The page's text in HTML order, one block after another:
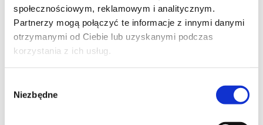
społecznościowym, reklamowym i analitycznym.
Partnerzy mogą połączyć te informacje z innymi danymi
otrzymanymi od Ciebie lub uzyskanymi podczas
korzystania z ich usług.
zgody
Niezbędne